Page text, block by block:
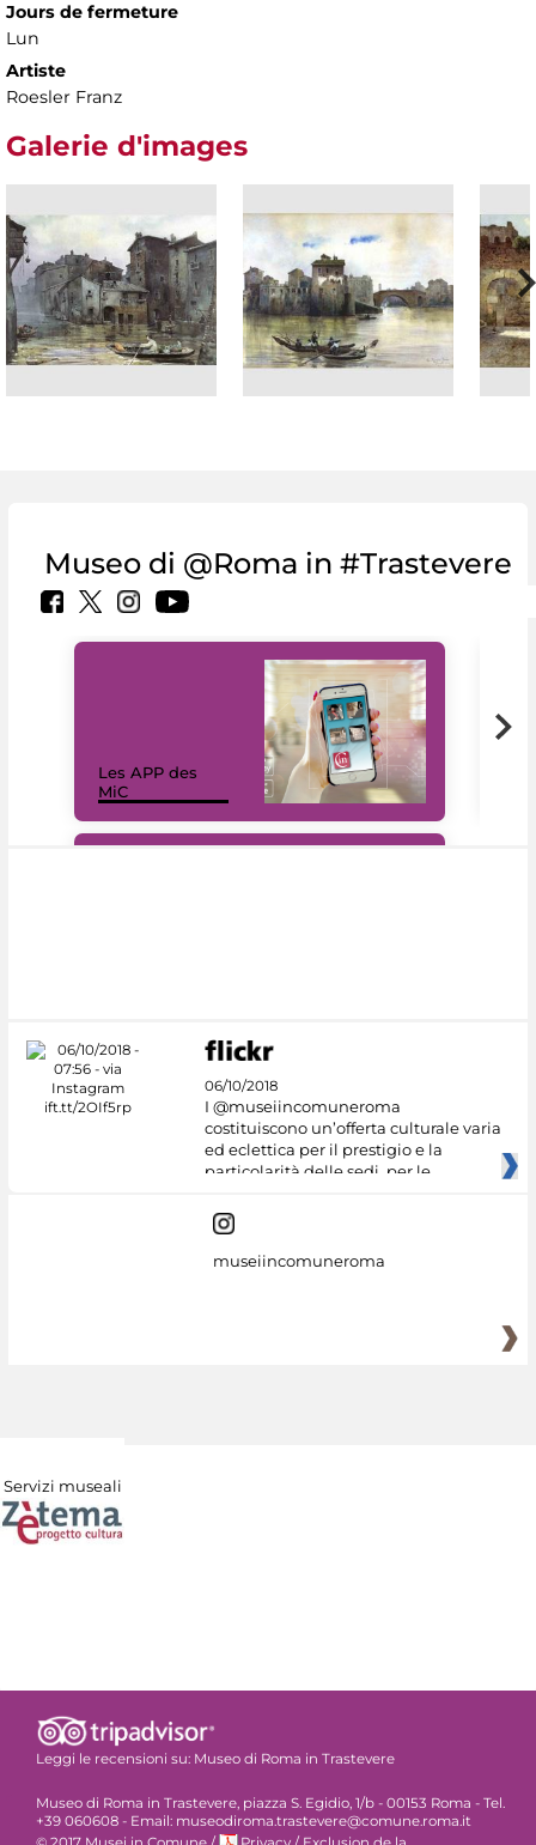
Jours de fermeture
Lun
Artiste
Roesler Franz
Galerie d'images
Museo di @Roma in #Trastevere
Les APP des
MiC
06/10/2018
I @museiincomuneroma
costituiscono un’offerta culturale varia
ed eclettica per il prestigio e la
particolarità delle sedi, per le
museiincomuneroma
Servizi museali
Leggi le recensioni su: Museo di Roma in Trastevere
Museo di Roma in Trastevere, piazza S. Egidio, 1/b - 00153 Roma - Tel.
+39 060608 - Email: museodiroma.trastevere@comune.roma.it